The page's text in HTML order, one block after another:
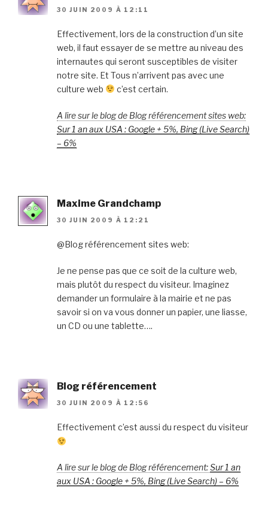
30 JUIN 2009 À 12:11
Effectivement, lors de la construction d’un site
web, il faut essayer de se mettre au niveau des
internautes qui seront susceptibles de visiter
notre site. Et Tous n’arrivent pas avec une
culture web
c’est certain.
A lire sur le blog de Blog référencement sites web:
Sur 1 an aux USA : Google + 5%, Bing (Live Search)
– 6%
Maxime Grandchamp
30 JUIN 2009 À 12:21
@Blog référencement sites web:
Je ne pense pas que ce soit de la culture web,
mais plutôt du respect du visiteur. Imaginez
demander un formulaire à la mairie et ne pas
savoir si on va vous donner un papier, une liasse,
un CD ou une tablette….
Blog référencement
30 JUIN 2009 À 12:56
Effectivement c’est aussi du respect du visiteur
A lire sur le blog de Blog référencement:Sur 1 an
aux USA : Google + 5%, Bing (Live Search) – 6%